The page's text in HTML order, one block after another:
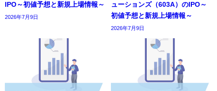
IPO～初値予想と新規上場情報～
2026年7月9日
ューションズ（603A）のIPO～
初値予想と新規上場情報～
2026年7月9日